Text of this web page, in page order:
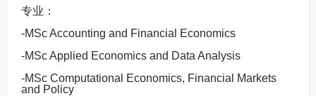
专业：
-MSc Accounting and Financial Economics
-MSc Applied Economics and Data Analysis
-MSc Computational Economics, Financial Markets
and Policy